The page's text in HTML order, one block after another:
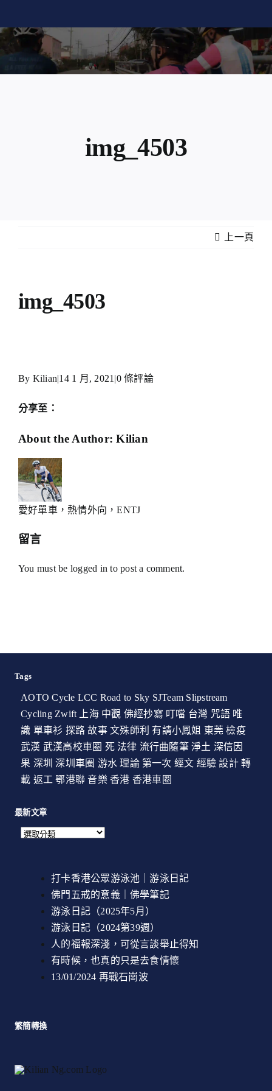
content
img_4503
上一頁
img_4503
By Kilian 14 1 月, 2021 0 條評論
分享至：
Facebook
X
Reddit
LinkedIn
WhatsApp
Telegram
Tumblr
Pinterest
Xing
Email:
About the Author:Kilian
愛好單車，熱情外向，ENTJ
留言
You must be logged in to post a comment.
Tags
AOTO Cycle LCC Road to Sky SJTeam Slipstream
Cycling Zwift 上海 中觀 佛經抄寫 叮噹 台灣 咒語 唯
識 單車衫 探路 故事 文殊師利 有請小鳳姐 東莞 檢疫
武漢 武漢高校車圈 死 法律 流行曲隨筆 淨土 深信因
果 深圳 深圳車圈 游水 理論 第一次 經文 經驗 設計 轉
載 返工 鄂港聯 音樂 香港 香港車圈
最新文章
打卡香港公眾游泳池｜游泳日記
佛門五戒的意義｜佛學筆記
游泳日記（2025年5月）
游泳日記（2024第39週）
人的福報深淺，可從言談舉止得知
有時候，也真的只是去食情懷
13/01/2024 再戰石崗波
繁簡轉換